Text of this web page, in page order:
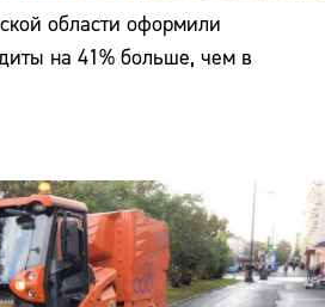
области оформили
на 41% больше, чем в